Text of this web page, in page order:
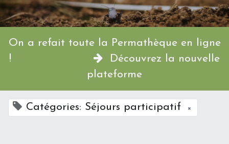
On a refait toute la Permathèque en ligne
!
Découvrez la nouvelle
plateforme
Catégories: Séjours participatif ×